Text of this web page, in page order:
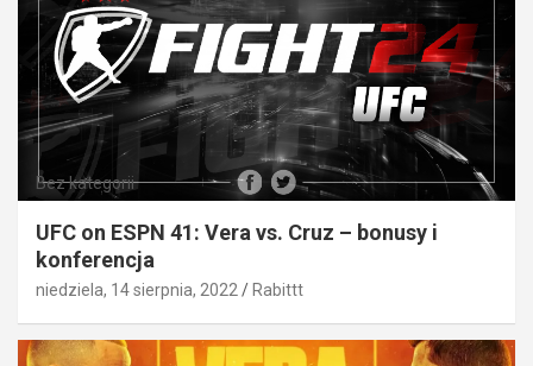
Bez kategorii
UFC on ESPN 41: Vera vs. Cruz – bonusy i
konferencja
niedziela, 14 sierpnia, 2022 Rabittt